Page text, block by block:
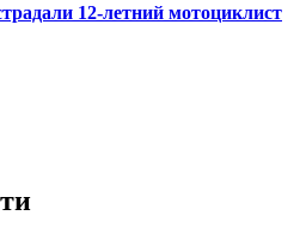
12-летний мотоциклист